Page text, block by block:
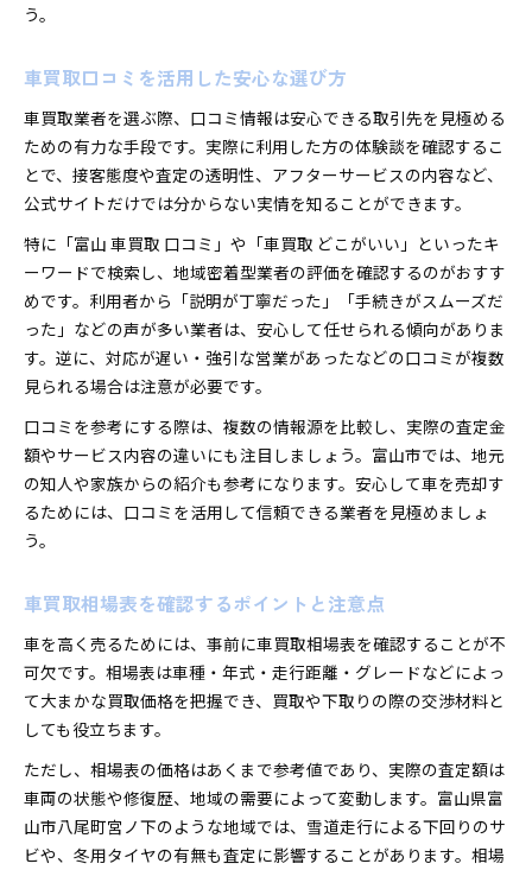
富山の車買取でよくある疑問とその回答例
富山県の車買取口コミから学ぶ満足度アップ
車買取口コミで分かる満足度アップの秘訣
富山で車買取おすすめ業者の評判まとめ
車買取の実体験から学ぶトラブル回避術
車買取どこがいいか口コミで徹底比較
車買取富山県での評価ポイント解説
う。
車買取口コミを活用した安心な選び方
車買取業者を選ぶ際、口コミ情報は安心できる取引先を見極める
ための有力な手段です。実際に利用した方の体験談を確認するこ
とで、接客態度や査定の透明性、アフターサービスの内容など、
公式サイトだけでは分からない実情を知ることができます。
特に「富山 車買取 口コミ」や「車買取 どこがいい」といったキ
ーワードで検索し、地域密着型業者の評価を確認するのがおすす
めです。利用者から「説明が丁寧だった」「手続きがスムーズだ
った」などの声が多い業者は、安心して任せられる傾向がありま
す。逆に、対応が遅い・強引な営業があったなどの口コミが複数
見られる場合は注意が必要です。
口コミを参考にする際は、複数の情報源を比較し、実際の査定金
額やサービス内容の違いにも注目しましょう。富山市では、地元
の知人や家族からの紹介も参考になります。安心して車を売却す
るためには、口コミを活用して信頼できる業者を見極めましょ
う。
車買取相場表を確認するポイントと注意点
車を高く売るためには、事前に車買取相場表を確認することが不
可欠です。相場表は車種・年式・走行距離・グレードなどによっ
て大まかな買取価格を把握でき、買取や下取りの際の交渉材料と
しても役立ちます。
ただし、相場表の価格はあくまで参考値であり、実際の査定額は
車両の状態や修復歴、地域の需要によって変動します。富山県富
山市八尾町宮ノ下のような地域では、雪道走行による下回りのサ
ビや、冬用タイヤの有無も査定に影響することがあります。相場